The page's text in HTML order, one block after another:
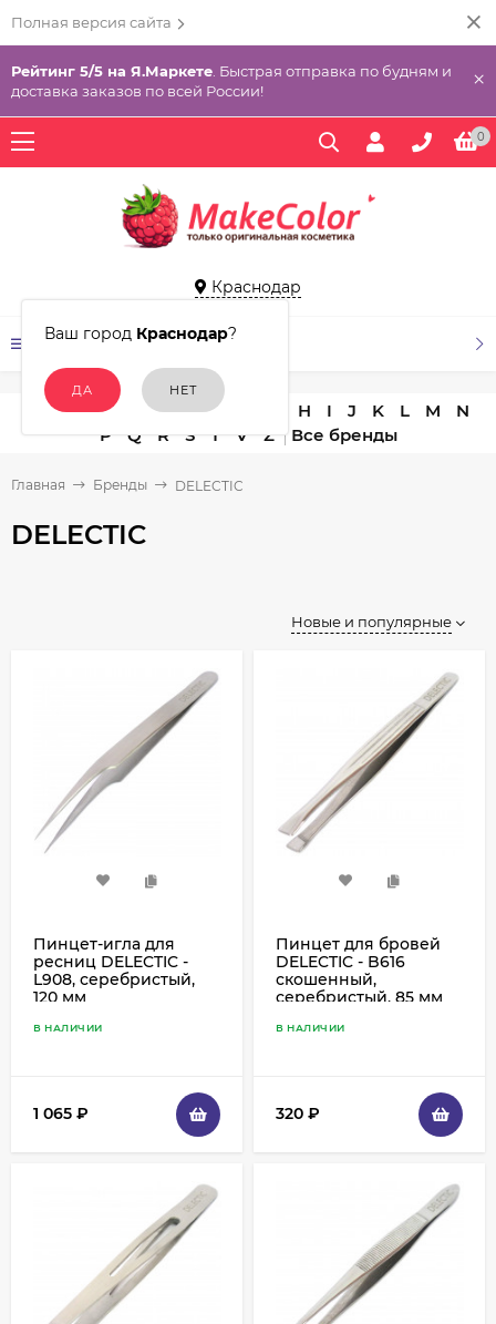
Полная версия сайта
Рейтинг 5/5 на Я.Маркете . Быстрая отправка по будням и
доставка заказов по всей России!
×
0
Краснодар
Ваш город Краснодар?
КАТАЛОГ ТОВАРОВ
A C D E H I J K L M
N
P
Q R S T V Z
Главная Бренды DELECTIC
DELECTIC
Новые и популярные
Пинцет-игла для
ресниц DELECTIC -
L908, серебристый,
120 мм
В НАЛИЧИИ
1 065 ₽
Пинцет для бровей
DELECTIC - B616
скошенный,
серебристый, 85 мм
В НАЛИЧИИ
320 ₽